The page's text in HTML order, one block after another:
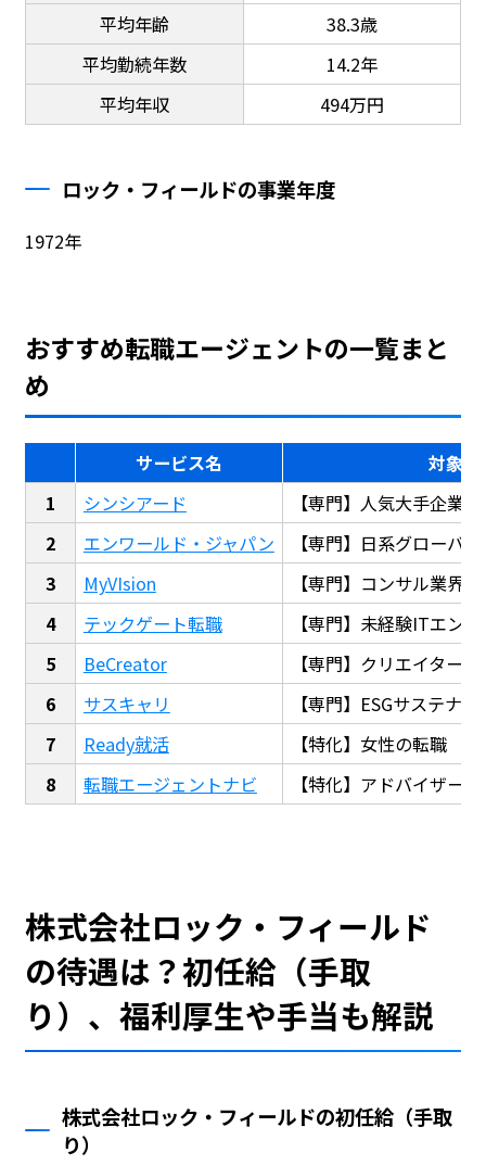
平均年齢
38.3歳
平均勤続年数
14.2年
平均年収
494万円
ロック・フィールドの事業年度
1972年
おすすめ転職エージェントの一覧まと
め
サービス名
対象
シンシアード
【専門】人気大手企業
エンワールド・ジャパン
【専門】日系グローバ
MyVIsion
【専門】コンサル業界
テックゲート転職
【専門】未経験ITエン
BeCreator
【専門】クリエイター
サスキャリ
【専門】ESGサステナ
Ready就活
【特化】女性の転職
転職エージェントナビ
【特化】アドバイザー
株式会社ロック・フィールド
の待遇は？初任給（手取
り）、福利厚生や手当も解説
株式会社ロック・フィールドの初任給（手取
り）